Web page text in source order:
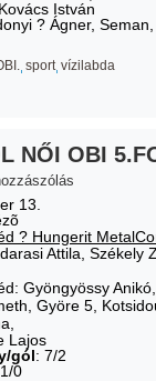
István
? Ágner,
sport vízilabda
NŐI OBI
13.
? Hungerit
Attila, Székely
: Gyöngyössy
Györe 5 ,
Lajos
gól: 7/2
0